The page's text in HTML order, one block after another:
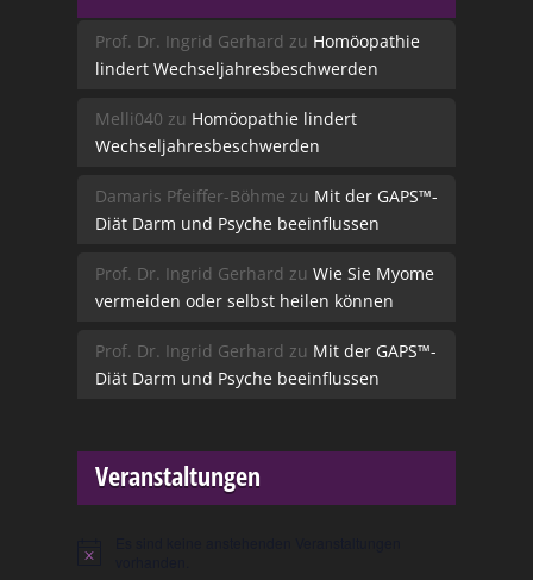
Prof. Dr. Ingrid Gerhard zu Homöopathie
lindert Wechseljahresbeschwerden
Melli040 zu Homöopathie lindert
Wechseljahresbeschwerden
Damaris Pfeiffer-Böhme zu Mit der GAPS™-
Diät Darm und Psyche beeinflussen
Prof. Dr. Ingrid Gerhard zu Wie Sie Myome
vermeiden oder selbst heilen können
Prof. Dr. Ingrid Gerhard zu Mit der GAPS™-
Diät Darm und Psyche beeinflussen
Veranstaltungen
Hinweis